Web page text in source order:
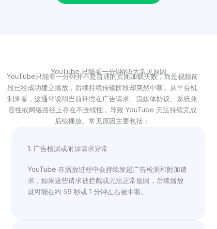
YouTube 只能看一分钟的5大常见原因
YouTube只能看一分钟并不是普通的页面加载失败，而是视频前
段已经成功建立播放，后续持续传输阶段却突然中断。从平台机
制来看，这通常说明当前环境在广告请求、流媒体协议、系统兼
容性或网络路径上存在不连续性，导致 YouTube 无法持续完成
后续播放。常见原因主要包括：
1. 广告检测或附加请求异常
YouTube 在播放过程中会持续发起广告检测和附加请
求，如果这些请求被拦截或无法正常返回，后续播放
就可能在约 59 秒或 1 分钟左右被中断。